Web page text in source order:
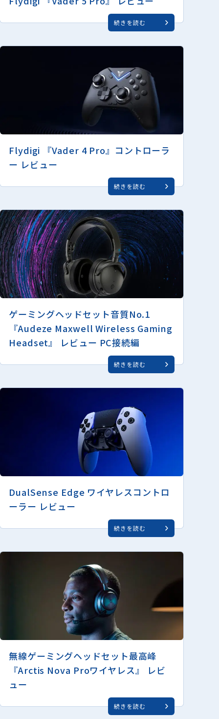
続きを読む
Flydigi 『Vader 4 Pro』コントローラ
ー レビュー
続きを読む
ゲーミングヘッドセット音質No.1
『Audeze Maxwell Wireless Gaming
Headset』 レビュー PC接続編
続きを読む
DualSense Edge ワイヤレスコントロ
ーラー レビュー
続きを読む
無線ゲーミングヘッドセット最高峰
『Arctis Nova Proワイヤレス』 レビ
ュー
続きを読む